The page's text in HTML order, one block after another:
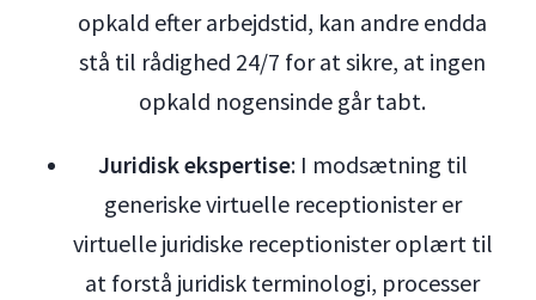
opkald efter arbejdstid, kan andre endda
stå til rådighed 24/7 for at sikre, at ingen
opkald nogensinde går tabt.
Juridisk ekspertise: I modsætning til
generiske virtuelle receptionister er
virtuelle juridiske receptionister oplært til
at forstå juridisk terminologi, processer